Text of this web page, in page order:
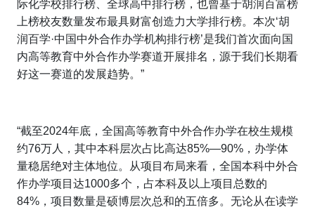
际化学校排行榜、全球高中排行榜，也曾基于胡润百富榜
上榜校友数量发布最具财富创造力大学排行榜。本次‘胡
润百学·中国中外合作办学机构排行榜’是我们首次面向国
内高等教育中外合作办学赛道开展排名，源于我们长期看
好这一赛道的发展趋势。”
“截至2024年底，全国高等教育中外合作办学在校生规模
约76万人，其中本科层次占比高达85%—90%，办学体
量稳居绝对主体地位。从项目布局来看，全国本科中外合
作办学项目达1000多个，占本科及以上项目总数的
84%，项目数量是硕博层次总和的五倍多。无论从在读学